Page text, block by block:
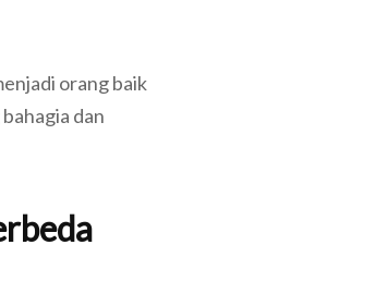
orang baik
dan